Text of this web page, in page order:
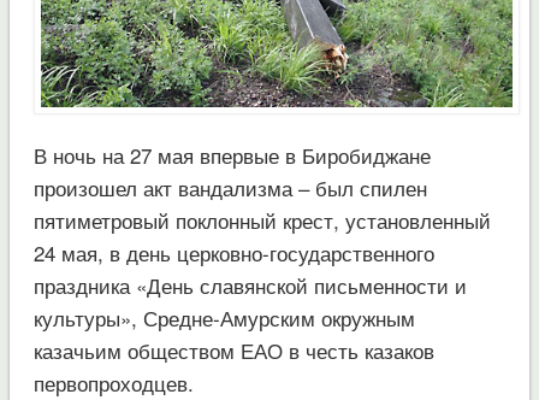
В ночь на 27 мая впервые в Биробиджане
произошел акт вандализма – был спилен
пятиметровый поклонный крест, установленный
24 мая, в день церковно-государственного
праздника «День славянской письменности и
культуры», Средне-Амурским окружным
казачьим обществом ЕАО в честь казаков
первопроходцев.